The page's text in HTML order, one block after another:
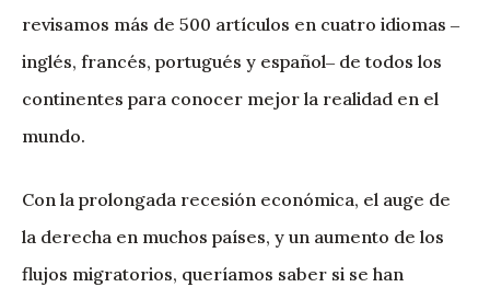
revisamos más de 500 artículos en cuatro idiomas ‒
inglés, francés, portugués y español‒ de todos los
continentes para conocer mejor la realidad en el
mundo.
Con la prolongada recesión económica, el auge de
la derecha en muchos países, y un aumento de los
flujos migratorios, queríamos saber si se han